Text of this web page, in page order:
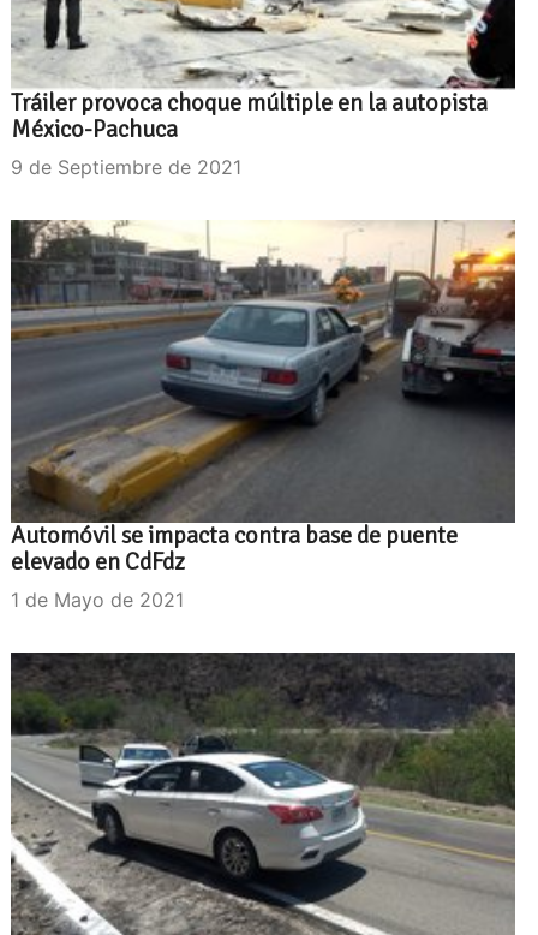
Tráiler provoca choque múltiple en la autopista
México-Pachuca
9 de Septiembre de 2021
Automóvil se impacta contra base de puente
elevado en CdFdz
1 de Mayo de 2021